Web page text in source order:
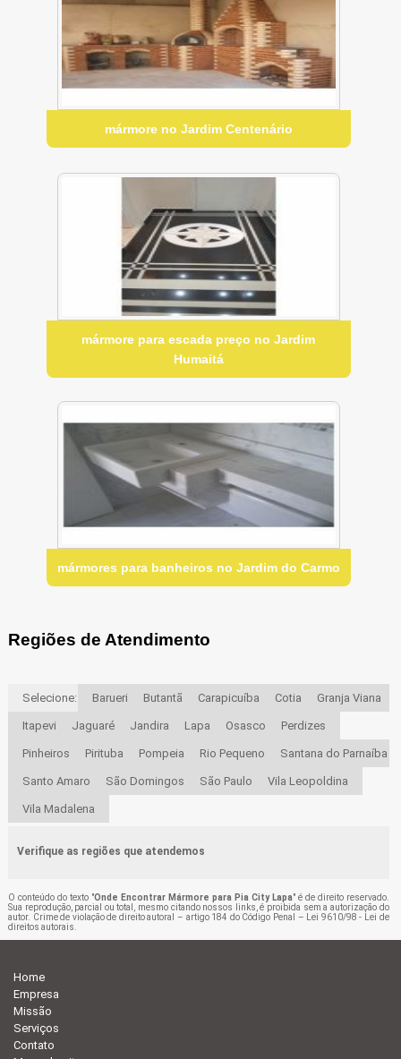
mármore no Jardim Centenário
mármore para escada preço no Jardim
Humaitá
mármores para banheiros no Jardim do Carmo
Regiões de Atendimento
Selecione: Barueri Butantã Carapicuíba Cotia Granja Viana
Itapevi Jaguaré Jandira Lapa Osasco Perdizes
Pinheiros Pirituba Pompeia Rio Pequeno Santana do Parnaíba
Santo Amaro São Domingos São Paulo Vila Leopoldina
Vila Madalena
Verifique as regiões que atendemos
O conteúdo do texto "Onde Encontrar Mármore para Pia City Lapa" é de direito reservado.
Sua reprodução, parcial ou total, mesmo citando nossos links, é proibida sem a autorização do
autor. Crime de violação de direito autoral – artigo 184 do Código Penal –
Lei 9610/98 - Lei de
direitos autorais
Home
Empresa
Missão
Serviços
Contato